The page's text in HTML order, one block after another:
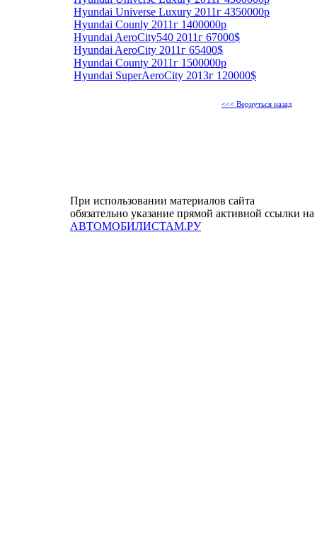
Hyundai Universe Luxury 2011г 4350000р
Hyundai Counly 2011г 1400000р
Hyundai AeroCity540 2011г 67000$
Hyundai AeroCity 2011г 65400$
Hyundai County 2011г 1500000р
Hyundai SuperAeroCity 2013г 120000$
<<< Вернуться назад
При использовании материалов сайта
обязательно указание прямой активной ссылки на
АВТОМОБИЛИСТАМ.РУ